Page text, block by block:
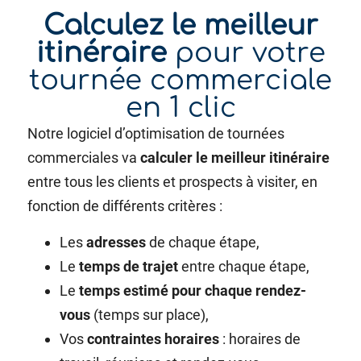
Calculez le meilleur
itinéraire pour votre
tournée commerciale
en 1 clic
Notre logiciel d’optimisation de tournées
commerciales vacalculer le meilleur itinéraire
entre tous les clients et prospects à visiter, en
fonction de différents critères :
Lesadressesde chaque étape,
Letemps de trajetentre chaque étape,
Letemps estimé pour chaque rendez-
vous (temps sur place),
Voscontraintes horaires : horaires de